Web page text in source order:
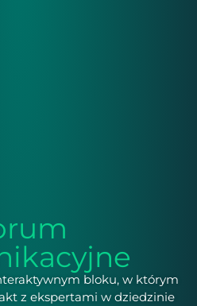
bloku, w którym
z ekspertami w dziedzinie